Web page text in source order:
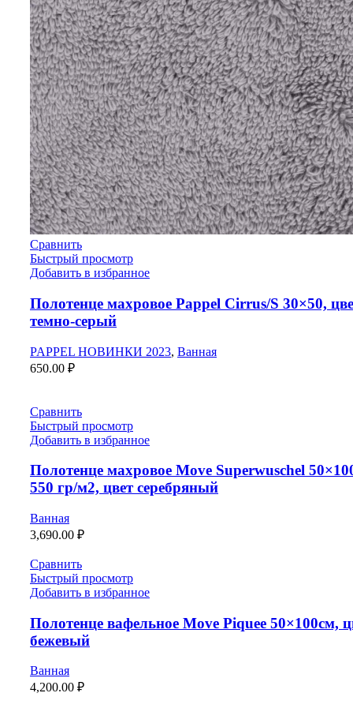
Сравнить
Быстрый просмотр
Добавить в избранное
Полотенце махровое Pappel Cirrus/S 30×50,
темно-серый
PAPPEL НОВИНКИ 2023, Ванная
650.00 ₽
Сравнить
Быстрый просмотр
Добавить в избранное
Полотенце махровое Move Superwuschel
550 гр/м2, цвет серебряный
Ванная
3,690.00 ₽
Сравнить
Быстрый просмотр
Добавить в избранное
Полотенце вафельное Move Piquee 50×100см,
бежевый
Ванная
4,200.00 ₽